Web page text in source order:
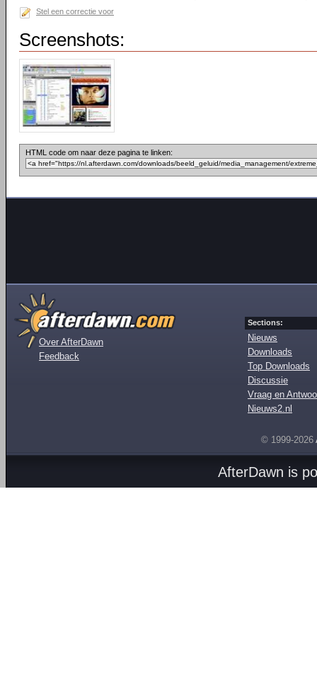
Stel een correctie voor
Screenshots:
HTML code om naar deze pagina te linken:
Over AfterDawn
Feedback
Sections:
Nieuws
Downloads
Top Downloads
Discussie
Vraag en
Nieuws2.nl
© 1999-2026
AfterDawn is